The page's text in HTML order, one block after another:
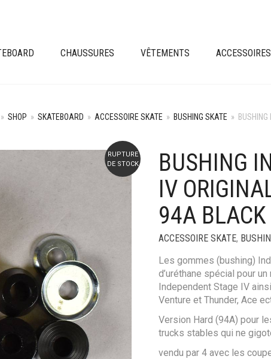
CHAUSSURES VÊTEMENTS ACCESSOIRES
» SHOP » SKATEBOARD » ACCESSOIRE SKATE » BUSHING SKATE »
RUPTURE
DE STOCK
BUSHING
IV
94A BLACK
ACCESSOIRE SKATE,
Les gommes (bushing)
d’uréthane spécial pour
Independent Stage IV
Venture et Thunder, Ace
Version Hard (94A) pour
trucks stables qui ne
vendu par 4 avec les